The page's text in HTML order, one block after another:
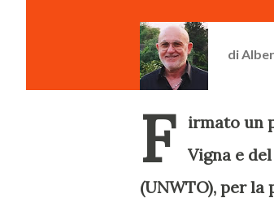
di
F
irmato un
Vigna e
(UNWTO), per